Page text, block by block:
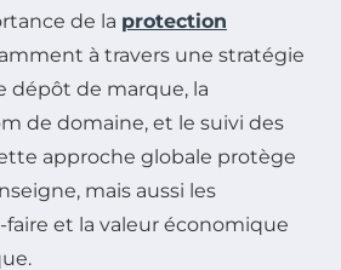
de la protection
à travers une stratégie
dépôt de marque, la
de domaine, et le suivi des
approche globale protège
mais aussi les
faire et la valeur économique